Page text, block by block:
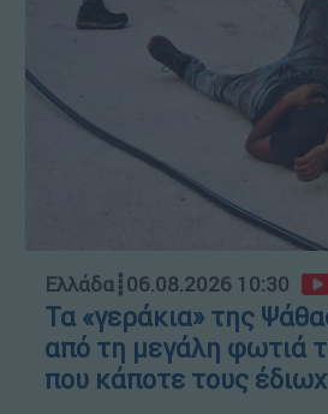
Ελλάδα┋06.08.2026 10:30
Τα «γεράκια» της
από τη μεγάλη φωτιά
που κάποτε τους